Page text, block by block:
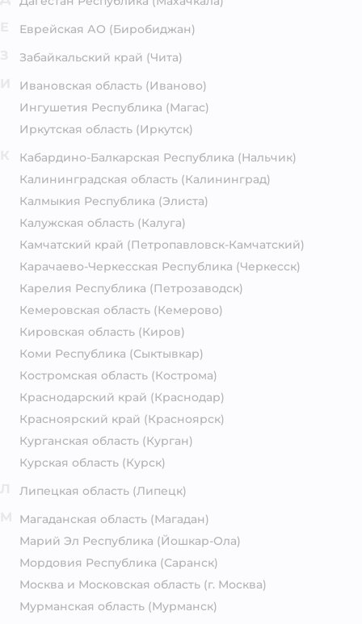
Еврейская АО (Биробиджан)
Забайкальский край (Чита)
Ивановская область (Иваново)
Ингушетия Республика (Магас)
Иркутская область (Иркутск)
Кабардино-Балкарская Республика (Нальчик)
Калининградская область (Калининград)
Калмыкия Республика (Элиста)
Калужская область (Калуга)
Камчатский край (Петропавловск-Камчатский)
Карачаево-Черкесская Республика (Черкесск)
Карелия Республика (Петрозаводск)
Кемеровская область (Кемерово)
Кировская область (Киров)
Коми Республика (Сыктывкар)
Костромская область (Кострома)
Краснодарский край (Краснодар)
Красноярский край (Красноярск)
Курганская область (Курган)
Курская область (Курск)
Липецкая область (Липецк)
Магаданская область (Магадан)
Марий Эл Республика (Йошкар-Ола)
Мордовия Республика (Саранск)
Москва и Московская область (г. Москва)
Мурманская область (Мурманск)